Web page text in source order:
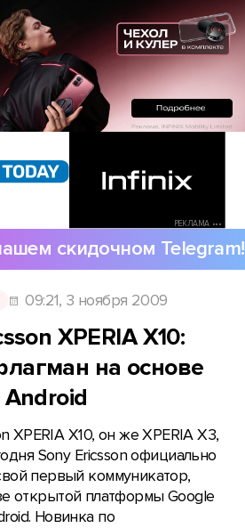
РЕКЛАМА •••
скидочном Telegram!
09:21, 3 ноября 2009
XPERIA X10:
на основе
Android
XPERIA X10, он же XPERIA X3,
Sony Ericsson официально
первый коммуникатор,
открытой платформы Google
Новинка по